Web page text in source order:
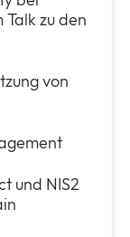
zu den
von
und NIS2